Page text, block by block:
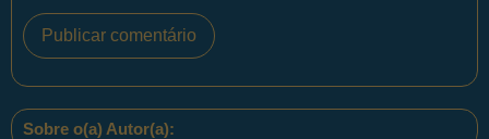
Sobre o(a) Autor(a):